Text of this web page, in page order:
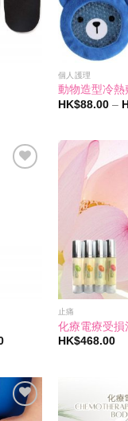
個人護理
動物造型冷熱
HK$88.00 –
目
HK$698.00。
止痛
化療電療受損
HK$468.00
Add to